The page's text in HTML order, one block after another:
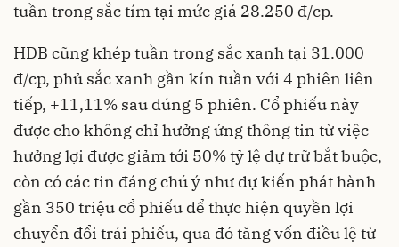
tuần trong sắc tím tại mức giá 28.250 đ/cp.
HDB cũng khép tuần trong sắc xanh tại 31.000
đ/cp, phủ sắc xanh gần kín tuần với 4 phiên liên
tiếp, +11,11% sau đúng 5 phiên. Cổ phiếu này
được cho không chỉ hưởng ứng thông tin từ việc
hưởng lợi được giảm tới 50% tỷ lệ dự trữ bắt buộc,
còn có các tin đáng chú ý như dự kiến phát hành
gần 350 triệu cổ phiếu để thực hiện quyền lợi
chuyển đổi trái phiếu, qua đó tăng vốn điều lệ từ